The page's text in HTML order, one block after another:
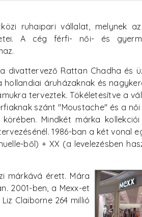
ruhaipari vállalat, melynek
A cég férfi- női- és
a divattervező Rattan Chadha és
áruházaknak és
terveztek. Tökéletesítve a
szánt "Moustache" és a
Mindkét márka
1986-ban a két vonal
ből) + XX (a levelezésben
márkává érett. Mára
2001-ben, a Mexx-et
Claiborne 264 millió